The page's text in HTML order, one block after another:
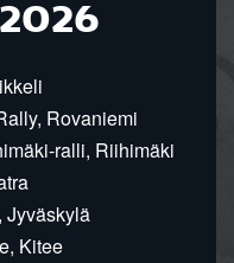
Rovaniemi
ralli, Riihimäki
Jyväskylä
Kitee